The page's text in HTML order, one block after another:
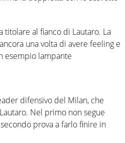
titolare al fianco di Lautaro. La
una volta di avere feeling e
esempio lampante
difensivo del Milan, che
Nel primo non segue
prova a farlo finire in